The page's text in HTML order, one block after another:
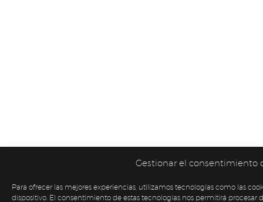
Gestionar el consentimiento
Para ofrecer las mejores experiencias, utilizamos tecnologías como las
dispositivo. El consentimiento de estas tecnologías nos permitirá